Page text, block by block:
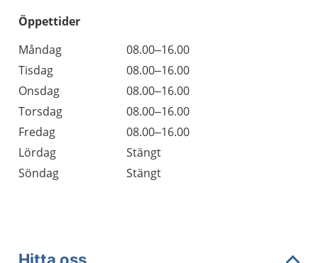
Öppettider
Dag
Öppettider
Kommentarer
Måndag
08.00–16.00
Tisdag
08.00–16.00
Onsdag
08.00–16.00
Torsdag
08.00–16.00
Fredag
08.00–16.00
Lördag
Stängt
Söndag
Stängt